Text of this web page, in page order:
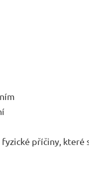
fyzické příčiny, které